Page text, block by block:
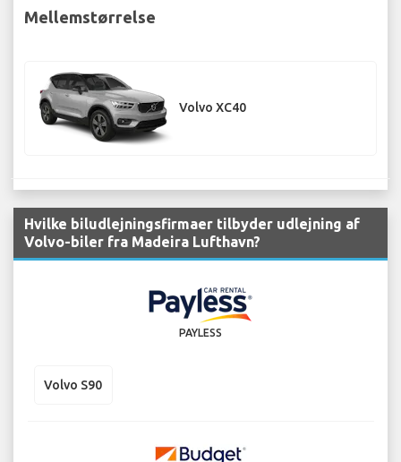
Mellemstørrelse
Volvo XC40
Hvilke biludlejningsfirmaer tilbyder udlejning af
Volvo-biler fra Madeira Lufthavn?
PAYLESS
Volvo S90